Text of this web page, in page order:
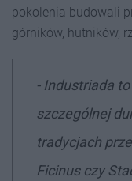
pokolenia budowali
górników, hutników,
- Industriada
szczególnej
tradycjach
Ficinus czy